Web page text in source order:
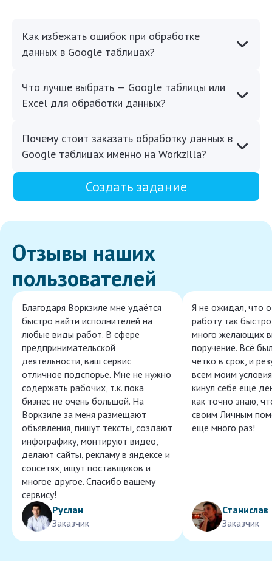
Как избежать ошибок при обработке
данных в Google таблицах?
Что лучше выбрать — Google таблицы или
Excel для обработки данных?
Почему стоит заказать обработку данных в
Google таблицах именно на Workzilla?
Создать задание
Отзывы наших
пользователей
Благодаря Воркзиле мне удаётся
быстро найти исполнителей на
любые виды работ. В сфере
предпринимательской
деятельности, ваш сервис
отличное подспорье. Мне не нужно
содержать рабочих, т.к. пока
бизнес не очень большой. На
Воркзиле за меня размещают
объявления, пишут тексты, создают
инфографику, монтируют видео,
делают сайты, рекламу в яндексе и
соцсетях, ищут поставщиков и
многое другое. Спасибо вашему
сервису!
Руслан
Заказчик
Я не ожидал, что
работу так
много желающих
поручение. Всё
чётко в срок, и
всем моим
кинул себе ещё
как точно знаю,
своим Личным
ещё много раз!
Станислав
Заказчик